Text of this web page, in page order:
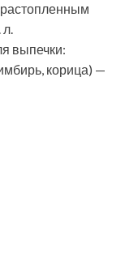
выпечки:
корица) —